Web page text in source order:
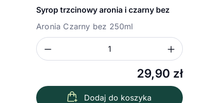
Syrop trzcinowy aronia i czarny bez
Aronia Czarny bez 250ml
29,90 zł
Zmniejsz ilość
Dodaj do koszyka